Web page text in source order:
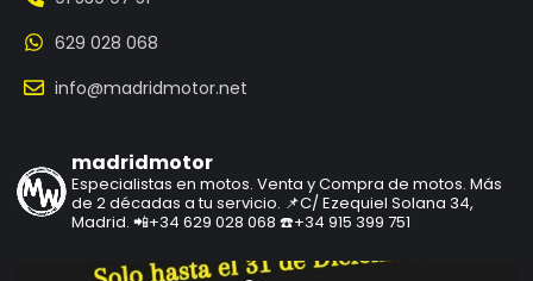
629 028 068
info@madridmotor.net
madridmotor
Especialistas en motos. Venta y Compra de motos. Más
de 2 décadas a tu servicio. 📌C/ Ezequiel Solana 34,
Madrid. 📲+34 629 028 068 ☎️+34 915 399 751